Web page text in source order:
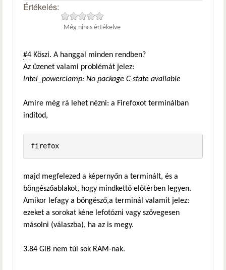
Értékelés:
Még nincs értékelve
#4 Köszi. A hanggal minden rendben?
Az üzenet valami problémát jelez:
intel_powerclamp: No package C-state available
Amire még rá lehet nézni: a Firefoxot terminálban
indítod,
firefox
majd megfelezed a képernyőn a terminált, és a
böngészőablakot, hogy mindkettő előtérben legyen.
Amikor lefagy a böngésző,a terminál valamit jelez:
ezeket a sorokat kéne lefotózni vagy szövegesen
másolni (válaszba), ha az is megy.
3.84 GiB nem túl sok RAM-nak.